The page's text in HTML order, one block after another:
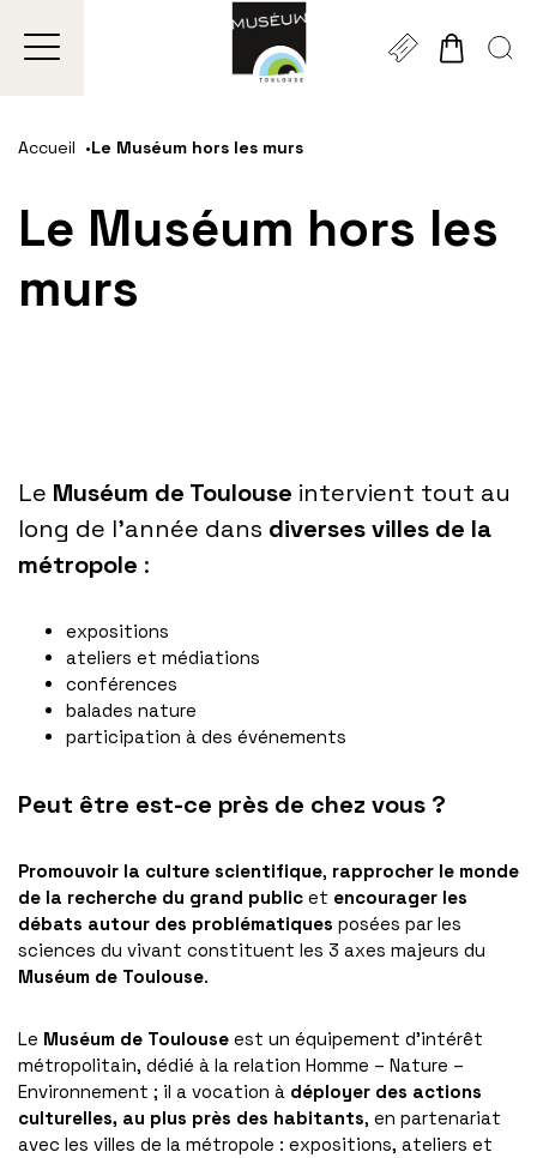
Gestion de vos préférences sur les cookies
contenu
la
la
Accueil Le Muséum hors les murs
Le Muséum hors les
murs
Le Muséum de Toulouse intervient tout au
long de l’année dans diverses villes de la
métropole :
expositions
ateliers et médiations
conférences
balades nature
participation à des événements
Peut être est-ce près de chez vous ?
Promouvoir la culture scientifique, rapprocher le monde
de la recherche du grand public et encourager les
débats autour des problématiques posées par les
sciences du vivant constituent les 3 axes majeurs du
Muséum de Toulouse.
Le Muséum de Toulouse est un équipement d’intérêt
métropolitain, dédié à la relation Homme – Nature –
Environnement ; il a vocation à déployer des actions
culturelles, au plus près des habitants, en partenariat
avec les villes de la métropole : expositions, ateliers et